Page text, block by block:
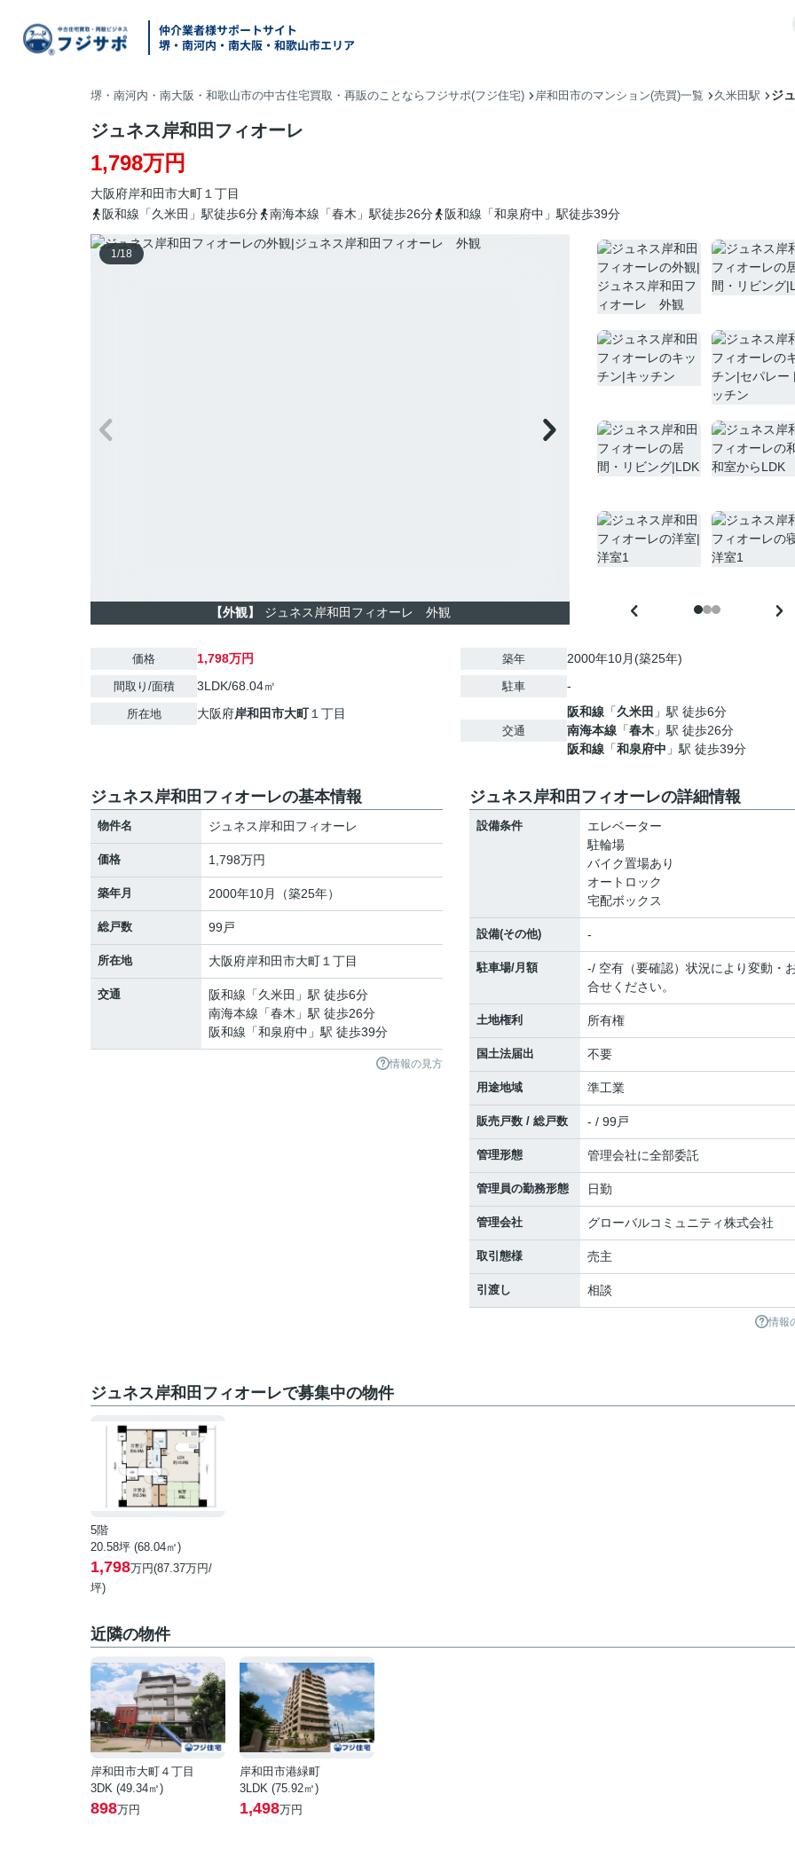
仲介業者様サポートサイト
堺・南河内・南大阪・和歌山市エリア
堺・南河内・南大阪・和歌山市の中古住宅買取・再販のことならフジサポ(フジ住宅) 岸和田市のマンション(売買)一覧 久米田駅 ジ
ジュネス岸和田フィオーレ
1,798万円
大阪府岸和田市大町 １丁目
阪和線「久米田」駅徒歩6分
南海本線「春木」駅徒歩26分 阪和線「和泉府中」駅徒歩39分
1/18
【外観】 ジュネス岸和田フィオーレ 外観
価格 1,798万円
間取り/面積 3LDK/68.04㎡
所在地 大阪府岸和田市大町１丁目
築年 2000年10月(築25年)
駐車 -
交通
阪和線 「久米田 」駅 徒歩6分
南海本線 「春木 」駅 徒歩26分
阪和線 「和泉府中 」駅 徒歩39分
ジュネス岸和田フィオーレの基本情報
物件名 ジュネス岸和田フィオーレ
価格 1,798万円
築年月 2000年10月（築25年）
総戸数 99戸
所在地 大阪府岸和田市大町 １丁目
交通 阪和線 「久米田 」駅 徒歩6分
南海本線 「春木 」駅 徒歩26分
阪和線 「和泉府中 」駅 徒歩39分
情報の見方
ジュネス岸和田フィオーレの詳細情報
設備条件
エレベーター
駐輪場
バイク置場あり
オートロック
宅配ボックス
設備(その他) -
駐車場/月額
-/ 空有（要確認）状況により変動・
合せください。
土地権利 所有権
国土法届出 不要
用途地域 準工業
販売戸数 / 総戸数 - / 99戸
管理形態 管理会社に全部委託
管理員の勤務形態 日勤
管理会社 グローバルコミュニティ株式会社
取引態様 売主
引渡し 相談
情報
ジュネス岸和田フィオーレで募集中の物件
5階
20.58坪 (68.04㎡)
1,798万円(87.37万円/
坪)
近隣の物件
岸和田市大町４丁目
3DK (49.34㎡)
898万円
岸和田市港緑町
3LDK (75.92㎡)
1,498万円